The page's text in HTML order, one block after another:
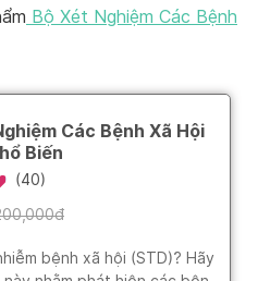
Bộ Xét Nghiệm Các Bệnh